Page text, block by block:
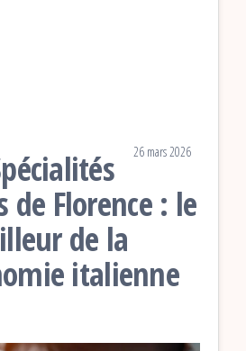
26 mars 2026
de Florence : le
de la
italienne